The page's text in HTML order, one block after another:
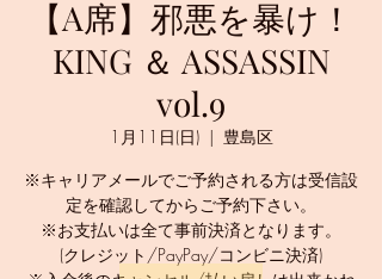
【A席】邪悪を暴け！
KING ＆ ASSASSIN
vol.9
1月11日(日)
  |
豊島区
※キャリアメールでご予約される方は受信設
定を確認してからご予約下さい。
※お支払いは全て事前決済となります。
(クレジット/PayPay/コンビニ決済)